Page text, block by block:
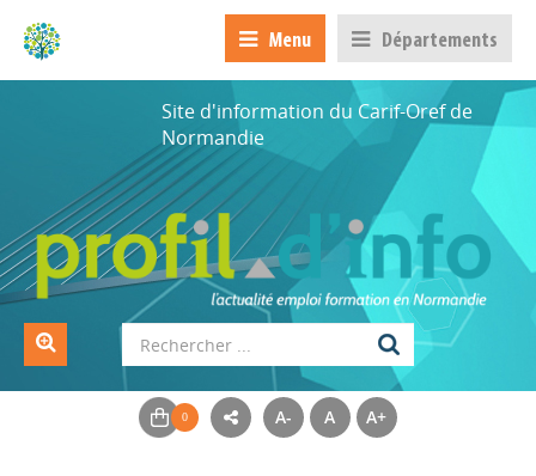
Menu Départements
Site d'information du Carif-Oref de
Normandie
A- A A+